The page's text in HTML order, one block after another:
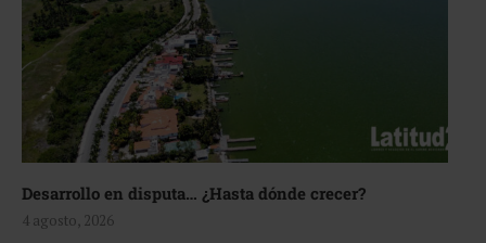
Desarrollo en disputa… ¿Hasta dónde crecer?
4 agosto, 2026